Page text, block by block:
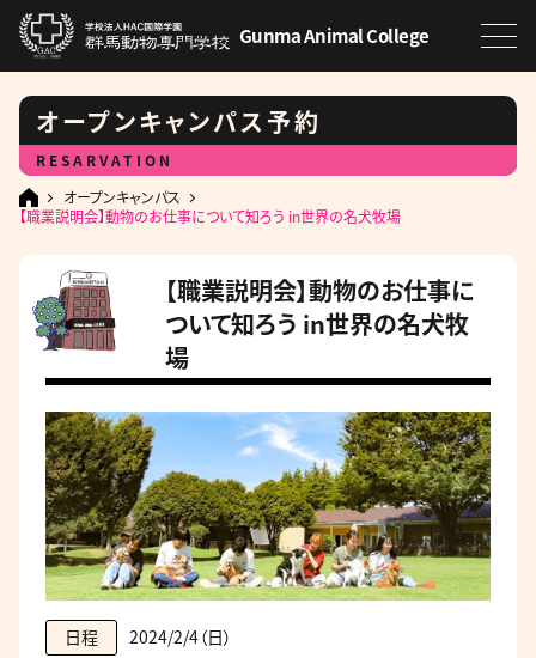
Gunma Animal College
オープンキャンパス予約
RESARVATION
オープンキャンパス
【職業説明会】動物のお仕事について知ろう in世界の名犬牧場
【職業説明会】動物のお仕事に
ついて知ろう in世界の名犬牧
場
日程 2024/2/4（日）